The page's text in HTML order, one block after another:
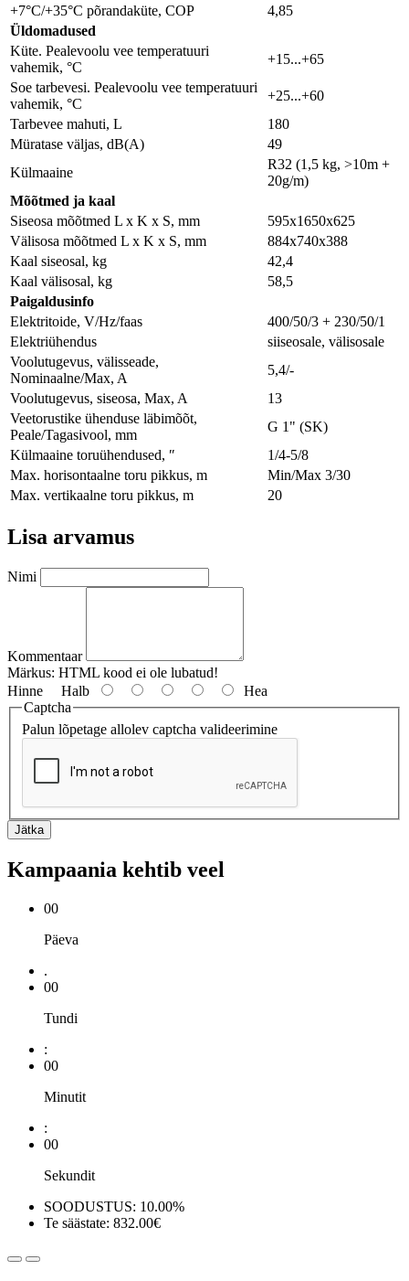
+7°C/+35°C põrandaküte, COP
4,85
Üldomadused
Küte. Pealevoolu vee temperatuuri
vahemik, °C
+15...+65
Soe tarbevesi. Pealevoolu vee temperatuuri
vahemik, °C
+25...+60
Tarbevee mahuti, L
180
Müratase väljas, dB(A)
49
Külmaaine
R32 (1,5 kg, >10m +
20g/m)
Мõõtmed ja kaal
Siseosa mõõtmed L x K x S, mm
595х1650х625
Välisosa mõõtmed L x K x S, mm
884х740х388
Kaal siseosal, kg
42,4
Kaal välisosal, kg
58,5
Paigaldusinfo
Elektritoide, V/Hz/faas
400/50/3 + 230/50/1
Elektriühendus
siiseosale, välisosale
Voolutugevus, välisseade,
Nominaalne/Max, A
5,4/-
Voolutugevus, siseosa, Max, A
13
Veetorustike ühenduse läbimõõt,
Peale/Tagasivool, mm
G 1" (SK)
Külmaaine toruühendused, ″
1/4-5/8
Max. horisontaalne toru pikkus, m
Min/Max 3/30
Max. vertikaalne toru pikkus, m
20
Lisa arvamus
Nimi
Kommentaar
Märkus: HTML kood ei ole lubatud!
Hinne Halb
Hea
Captcha
Palun lõpetage allolev captcha valideerimine
Jätka
Kampaania kehtib veel
00
Päeva
.
00
Tundi
:
00
Minutit
:
00
Sekundit
SOODUSTUS: 10.00%
Te säästate: 832.00€